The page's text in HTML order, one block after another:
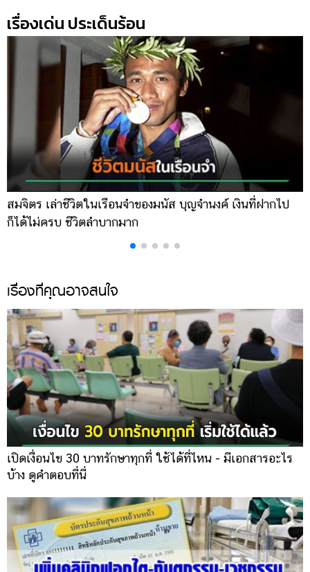
เรื่องเด่น ประเด็นร้อน
สมจิตร เล่าชีวิตในเรือนจำของมนัส บุญจำนงค์ เงินที่ฝากไป
ก็ได้ไม่ครบ ชีวิตลำบากมาก
เรื่องที่คุณอาจสนใจ
เปิดเงื่อนไข 30 บาทรักษาทุกที่ ใช้ได้ที่ไหน - มีเอกสารอะไร
บ้าง ดูคำตอบที่นี่